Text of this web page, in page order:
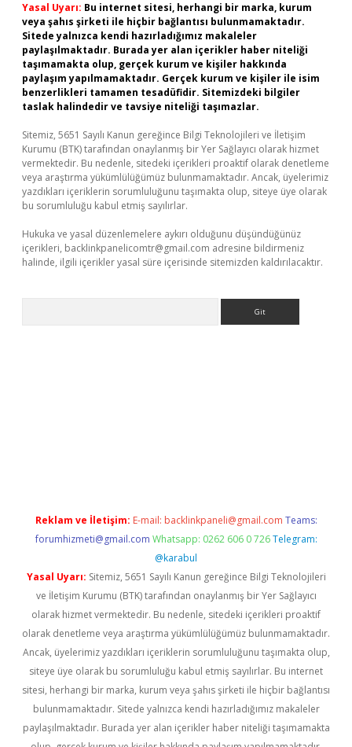
Yasal Uyarı: Bu internet sitesi, herhangi bir marka, kurum
veya şahıs şirketi ile hiçbir bağlantısı bulunmamaktadır.
Sitede yalnızca kendi hazırladığımız makaleler
paylaşılmaktadır. Burada yer alan içerikler haber niteliği
taşımamakta olup, gerçek kurum ve kişiler hakkında
paylaşım yapılmamaktadır. Gerçek kurum ve kişiler ile isim
benzerlikleri tamamen tesadüfidir. Sitemizdeki bilgiler
taslak halindedir ve tavsiye niteliği taşımazlar.
Sitemiz, 5651 Sayılı Kanun gereğince Bilgi Teknolojileri ve İletişim
Kurumu (BTK) tarafından onaylanmış bir Yer Sağlayıcı olarak hizmet
vermektedir. Bu nedenle, sitedeki içerikleri proaktif olarak denetleme
veya araştırma yükümlülüğümüz bulunmamaktadır. Ancak, üyelerimiz
yazdıkları içeriklerin sorumluluğunu taşımakta olup, siteye üye olarak
bu sorumluluğu kabul etmiş sayılırlar.
Hukuka ve yasal düzenlemelere aykırı olduğunu düşündüğünüz
içerikleri, backlinkpanelicomtr@gmail.com adresine bildirmeniz
halinde, ilgili içerikler yasal süre içerisinde sitemizden kaldırılacaktır.
Reklam ve İletişim: E-mail: backlinkpaneli@gmail.com Teams:
forumhizmeti@gmail.com Whatsapp: 0262 606 0 726 Telegram:
@karabul
Yasal Uyarı: Sitemiz, 5651 Sayılı Kanun gereğince Bilgi Teknolojileri
ve İletişim Kurumu (BTK) tarafından onaylanmış bir Yer Sağlayıcı
olarak hizmet vermektedir. Bu nedenle, sitedeki içerikleri proaktif
olarak denetleme veya araştırma yükümlülüğümüz bulunmamaktadır.
Ancak, üyelerimiz yazdıkları içeriklerin sorumluluğunu taşımakta olup,
siteye üye olarak bu sorumluluğu kabul etmiş sayılırlar. Bu internet
sitesi, herhangi bir marka, kurum veya şahıs şirketi ile hiçbir bağlantısı
bulunmamaktadır. Sitede yalnızca kendi hazırladığımız makaleler
paylaşılmaktadır. Burada yer alan içerikler haber niteliği taşımamakta